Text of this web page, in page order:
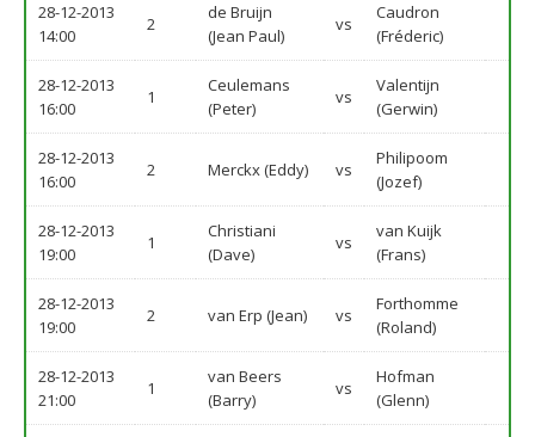
28-12-2013
14:00
2
de Bruijn
(Jean Paul)
vs
Caudron
(Fréderic)
28-12-2013
16:00
1
Ceulemans
(Peter)
vs
Valentijn
(Gerwin)
28-12-2013
16:00
2 Merckx (Eddy) vs
Philipoom
(Jozef)
28-12-2013
19:00
1
Christiani
(Dave)
vs
van Kuijk
(Frans)
28-12-2013
19:00
2 van Erp (Jean) vs
Forthomme
(Roland)
28-12-2013
21:00
1
van Beers
(Barry)
vs
Hofman
(Glenn)